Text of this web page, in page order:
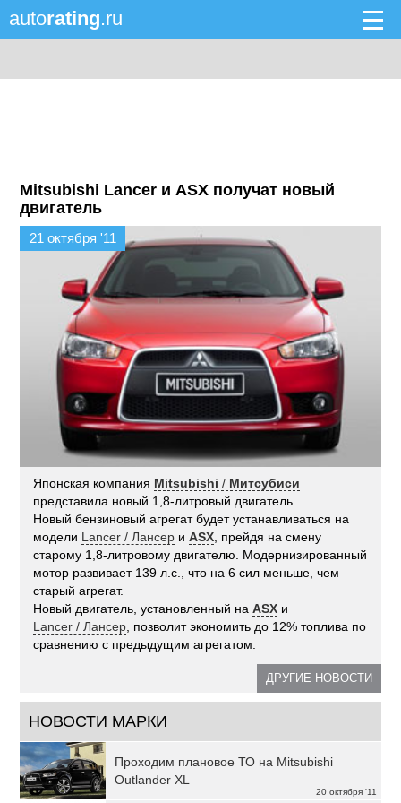
autorating.ru
Mitsubishi Lancer и ASX получат новый
двигатель
21 октября '11
Японская компания Mitsubishi / Митсубиси
представила новый 1,8-литровый двигатель.
Новый бензиновый агрегат будет устанавливаться на
модели Lancer / Лансер иASX , прейдя на смену
старому 1,8-литровому двигателю. Модернизированный
мотор развивает 139 л.с., что на 6 сил меньше, чем
старый агрегат.
Новый двигатель, установленный наASX и
Lancer / Лансер , позволит экономить до 12% топлива по
сравнению с предыдущим агрегатом.
ДРУГИЕ НОВОСТИ
НОВОСТИ МАРКИ
20 октября '11
Проходим плановое ТО на Mitsubishi
Outlander XL